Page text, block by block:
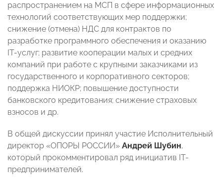
распространением на МСП в сфере информационных
технологий соответствующих мер поддержки;
снижение (отмена) НДС для контрактов по
разработке программного обеспечения и оказанию
IT-услуг; развитие кооперации малых и средних
компаний при работе с крупными заказчиками из
государственного и корпоративного секторов;
поддержка НИОКР; повышение доступности
банковского кредитования; снижение страховых
взносов и др.
В общей дискуссии принял участие Исполнительный
директор «ОПОРЫ РОССИИ» Андрей Шубин,
который прокомментировал ряд инициатив IT-
предпринимателей.